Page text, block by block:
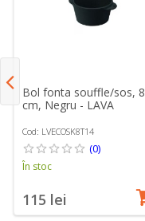
Bol fonta souffle/sos, 8
cm, Negru - LAVA
Cod: LVECOSK8T14
(0)
În stoc
115 lei